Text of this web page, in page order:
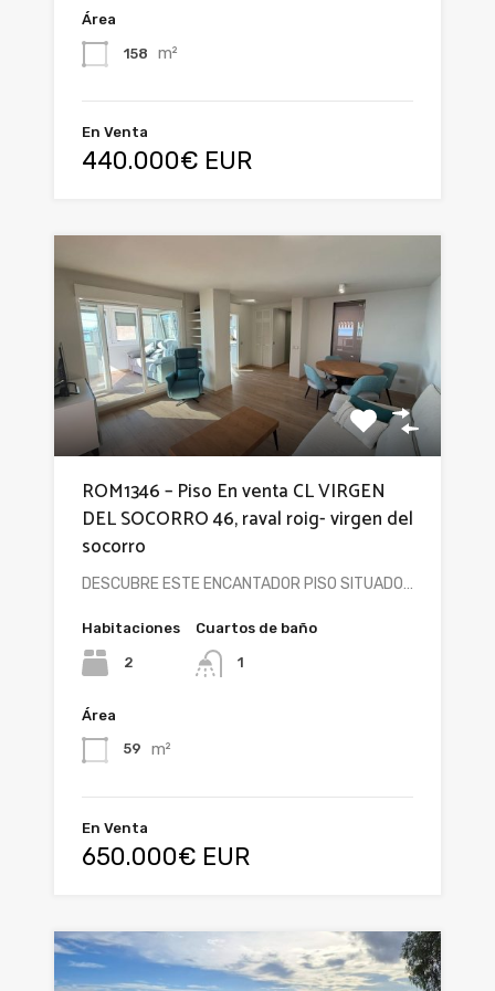
Área
158 m²
En Venta
440.000€ EUR
ROM1346 – Piso En venta CL VIRGEN
DEL SOCORRO 46, raval roig- virgen del
socorro
DESCUBRE ESTE ENCANTADOR PISO SITUADO…
Habitaciones
2
Cuartos de baño
1
Área
59 m²
En Venta
650.000€ EUR